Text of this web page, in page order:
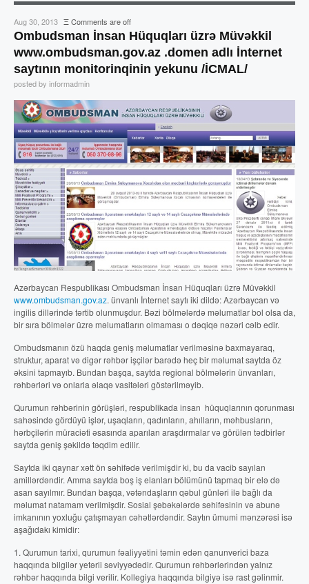
Aug 30, 2013 ΞComments are off
Ombudsman İnsan Hüquqları üzrə Müvəkkil
www.ombudsman.gov.az .domen adlı İnternet
saytının monitorinqinin yekunu /İCMAL/
posted by informadmin
Azərbaycan Respublikası Ombudsman İnsan Hüquqları üzrə Müvəkkil
www.ombudsman.gov.az. ünvanlı İnternet saytı iki dildə: Azərbaycan və
ingilis dillərində tərtib olunmuşdur. Bəzi bölmələrdə məlumatlar bol olsa da,
bir sıra bölmələr üzrə məlumatların olmaması o dəqiqə nəzəri cəlb edir.
Ombudsmanın özü haqda geniş məlumatlar verilməsinə baxmayaraq,
struktur, aparat və digər rəhbər işçilər barədə heç bir məlumat saytda öz
əksini tapmayıb. Bundan başqa, saytda regional bölmələrin ünvanları,
rəhbərləri və onlarla əlaqə vasitələri göstərilməyib.
Qurumun rəhbərinin görüşləri, respublikada insan hüquqlarının qorunması
sahəsində gördüyü işlər, uşaqların, qadınların, ahılların, məhbusların,
hərbçilərin müraciəti əsasında aparılan araşdırmalar və görülən tədbirlər
saytda geniş şəkildə təqdim edilir.
Saytda iki qaynar xətt ön səhifədə verilmişdir ki, bu da vacib sayılan
amillərdəndir. Amma saytda boş iş elanları bölümünü tapmaq bir elə də
asan sayılmır. Bundan başqa, vətəndaşların qəbul günləri ilə bağlı da
məlumat natamam verilmişdir. Sosial şəbəkələrdə səhifəsinin və abunə
imkanının yoxluğu çatışmayan cəhətlərdəndir. Saytın ümumi mənzərəsi isə
aşağıdakı kimidir:
1. Qurumun tarixi, qurumun fəaliyyətini təmin edən qanunverici baza
haqqında bilgilər yetərli səviyyədədir. Qurumun rəhbərlərindən yalnız
rəhbər haqqında bilgi verilir. Kollegiya haqqında bilgiyə isə rast gəlinmir.